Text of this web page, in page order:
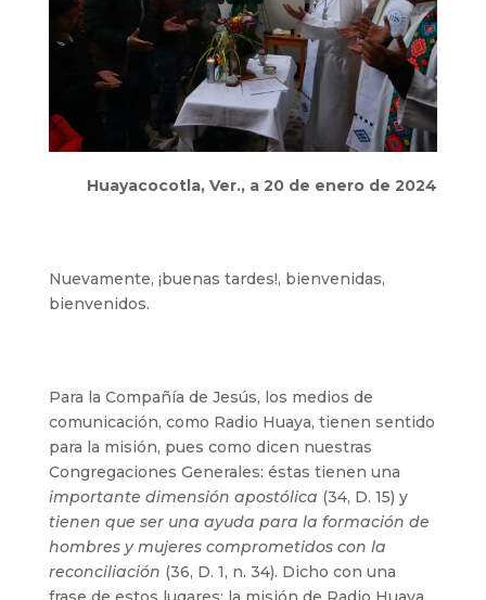
Huayacocotla, Ver., a 20 de enero de 2024
Nuevamente, ¡buenas tardes!, bienvenidas,
bienvenidos.
Para la Compañía de Jesús, los medios de
comunicación, como Radio Huaya, tienen sentido
para la misión, pues como dicen nuestras
Congregaciones Generales: éstas tienen una
importante dimensión apostólica (34, D. 15) y
tienen que ser una ayuda para la formación de
hombres y mujeres comprometidos con la
reconciliación (36, D. 1, n. 34). Dicho con una